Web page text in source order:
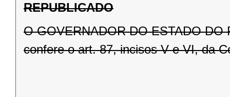
REPUBLICADO
O GOVERNADOR DO ESTADO DO
confere o art. 87, incisos V e VI, da